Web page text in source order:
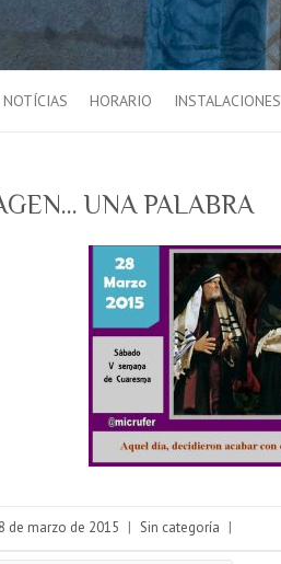
NOTÍCIAS HORARIO INSTALACIONES
UNA PALABRA
de marzo de 2015 | Sin categoría |